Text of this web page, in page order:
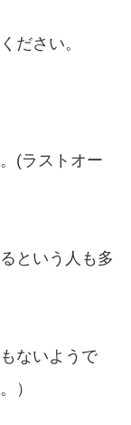
ださい。
(ラストオー
という人も多
ないようで
）